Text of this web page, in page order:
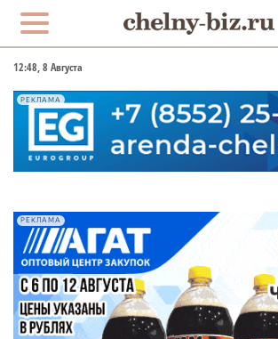
12:48, 8 Августа
РЕКЛАМА
РЕКЛАМА